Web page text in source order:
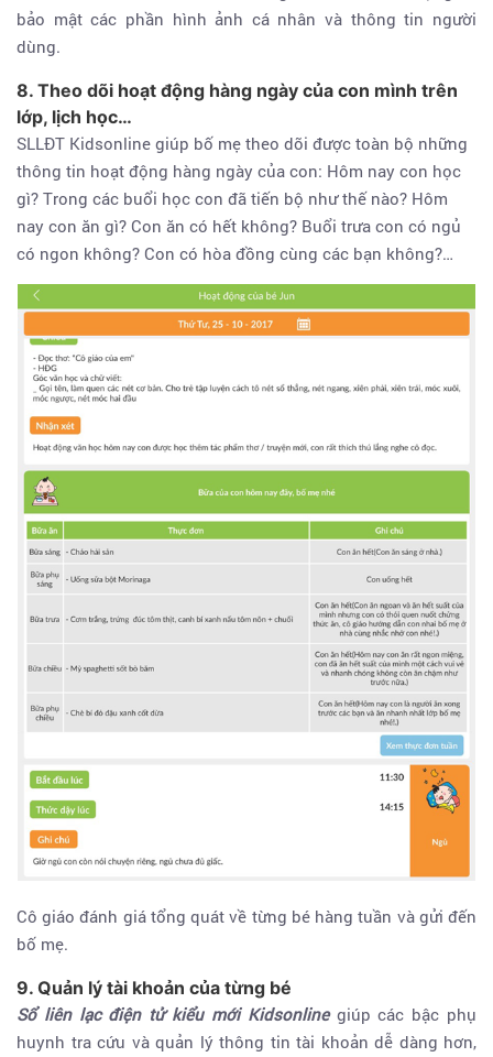
bảo mật các phần hình ảnh cá nhân và thông tin người
dùng.
8. Theo dõi hoạt động hàng ngày của con mình trên
lớp, lịch học…
SLLĐT Kidsonline giúp bố mẹ theo dõi được toàn bộ những
thông tin hoạt động hàng ngày của con: Hôm nay con học
gì? Trong các buổi học con đã tiến bộ như thế nào? Hôm
nay con ăn gì? Con ăn có hết không? Buổi trưa con có ngủ
có ngon không? Con có hòa đồng cùng các bạn không?…
Cô giáo đánh giá tổng quát về từng bé hàng tuần và gửi đến
bố mẹ.
9. Quản lý tài khoản của từng bé
Sổ liên lạc điện tử kiểu mới Kidsonline giúp các bậc phụ
huynh tra cứu và quản lý thông tin tài khoản dễ dàng hơn,